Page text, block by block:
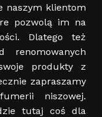
naszym klientom
pozwolą im na
Dlatego też
produkty z
zapraszamy
niszowej.
tutaj coś dla